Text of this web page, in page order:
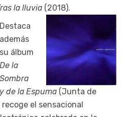
la lluvia (2018).
Destaca
además
su álbum
De la
Sombra
y de la Espuma (Junta de
el sensacional